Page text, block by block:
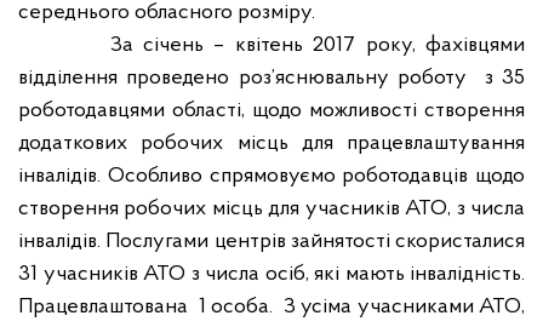
середнього обласного розміру.
За січень – квітень 2017 року, фахівцями
відділення проведено роз’яснювальну роботу
з 35
роботодавцями області, щодо можливості створення
додаткових робочих місць для працевлаштування
інвалідів. Особливо спрямовуємо роботодавців щодо
створення робочих місць для учасників АТО, з числа
інвалідів. Послугами центрів зайнятості скористалися
31 учасників АТО з числа осіб, які мають інвалідність.
Працевлаштована 1 особа. З усіма учасниками АТО,